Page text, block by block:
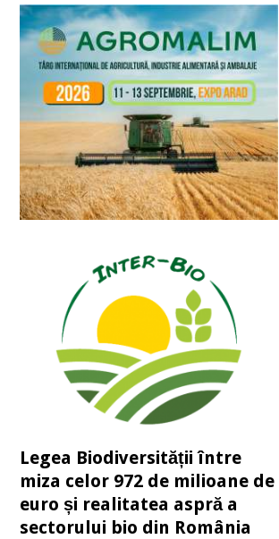
Legea Biodiversității între
miza celor 972 de milioane de
euro și realitatea aspră a
sectorului bio din România